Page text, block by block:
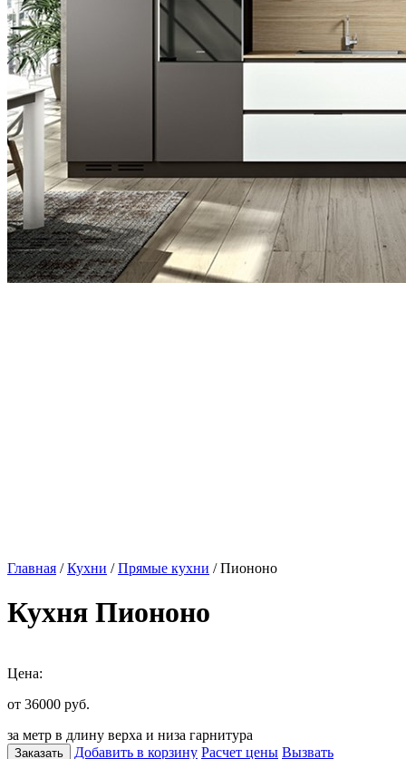
Главная /Кухни /Прямые кухни / Пиононо
Кухня Пиононо
Цена:
от 36000 руб.
за метр в длину верха и низа гарнитура
Заказать Добавить в корзину Расчет цены Вызвать